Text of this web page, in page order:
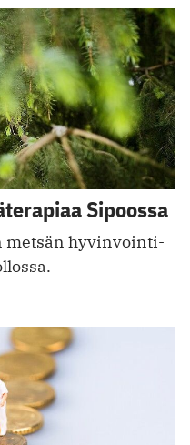
Sipoossa
metsän hyvinvointi­